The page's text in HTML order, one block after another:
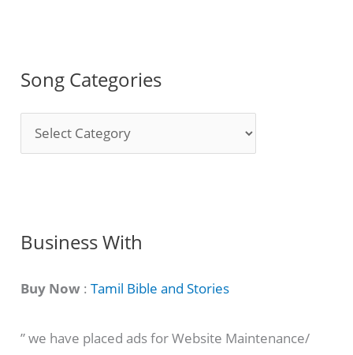
Song Categories
o
C
t
g
Business With
Buy Now :Tamil Bible and Stories
” we have placed ads for Website Maintenance/